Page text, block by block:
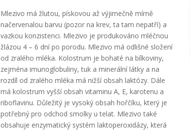
Mlezivo má žlutou, pískovou až výjimečně mírně
načervenalou barvu (pozor na krev, ta tam nepatří) a
vazkou konzistenci. Mlezivo je produkováno mléčnou
žlázou 4 – 6 dní po porodu. Mlezivo má odlišné složení
od zralého mléka. Kolostrum je bohaté na bílkoviny,
zejména imunoglobuliny, tuk a minerální látky a na
rozdíl od zralého mléka má nižší obsah laktózy. Dále
má kolostrum vyšší obsah vitaminu A, E, karotenu a
riboflavinu. Důležitý je vysoký obsah hořčíku, který je
potřebný pro odchod smolky u telat. Mlezivo také
obsahuje enzymatický systém laktoperoxidázy, která